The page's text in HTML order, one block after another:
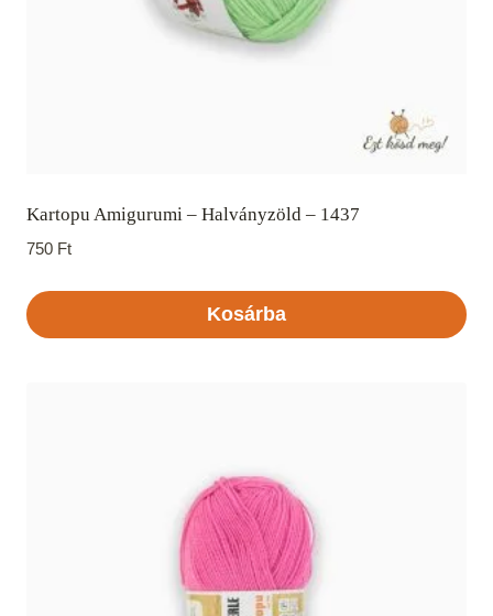
Kartopu Amigurumi – Halványzöld – 1437
750 Ft
Kosárba